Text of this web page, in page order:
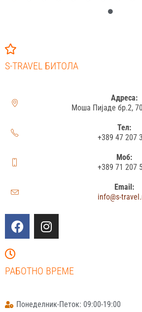
S-TRAVEL БИТОЛА
Адреса:
Моша Пијаде бр.2,
Тел:
+389 47 207
Моб:
+389 71 207
Email:
info@s-
РАБОТНО ВРЕМЕ
Понеделник-Петок: 09:00-19:00